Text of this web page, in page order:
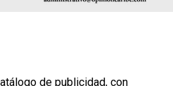
de publicidad, con